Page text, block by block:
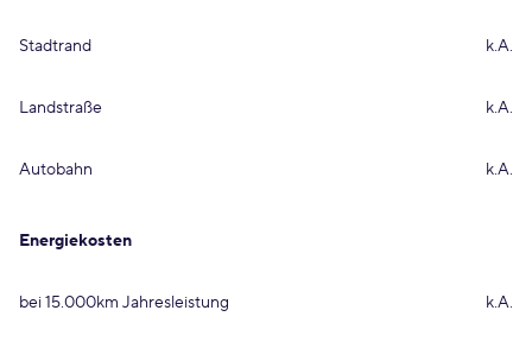
Stadtrand k.A.
Landstraße k.A.
Autobahn k.A.
Energiekosten
bei 15.000km Jahresleistung k.A.